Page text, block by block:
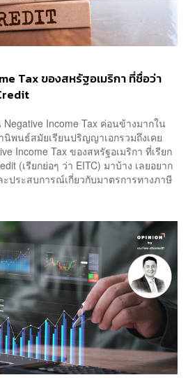
Tax ของสหรัฐอเมริกา ที่ชื่อว่า
Income Tax ค่อนข้างมากใน
นิพนธ์สมัยเรียนปริญญาเอกรวมถึงเคย
Income Tax ของสหรัฐอเมริกา ที่เรียก
(เรียกย่อๆ ว่า EITC) มาบ้าง เลยอยาก
ประสบการณ์เกี่ยวกับมาตรการทางภาษี